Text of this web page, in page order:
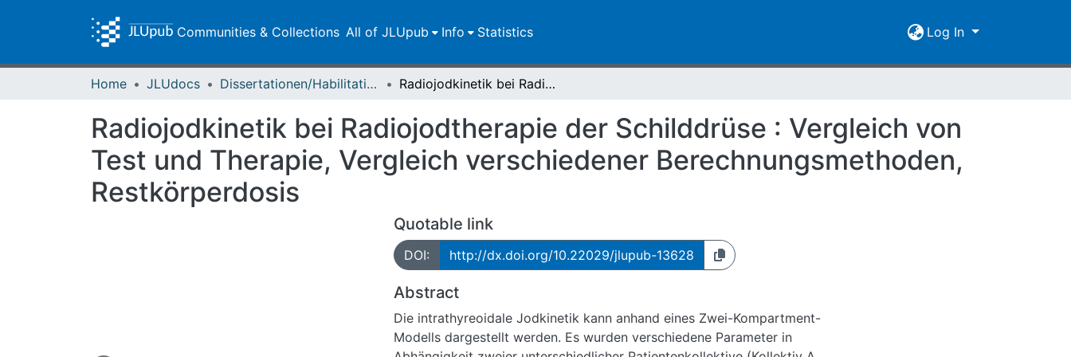
Communities & Collections All of JLUpub Info Statistics Log In
Home JLUdocs Dissertationen/Habilitationen Radiojodkinetik bei Radiojodtherapie der Schilddrüse : Vergleich von Test und Therapie, Vergleich verschiedener Berechnungsmethoden, Restkörperdosis
Radiojodkinetik bei Radiojodtherapie der Schilddrüse : Vergleich von
Test und Therapie, Vergleich verschiedener Berechnungsmethoden,
Restkörperdosis
Quotable link
DOI: http://dx.doi.org/10.22029/jlupub-13628
Abstract
Die intrathyreoidale Jodkinetik kann anhand eines Zwei-Kompartment-
Modells dargestellt werden. Es wurden verschiedene Parameter in